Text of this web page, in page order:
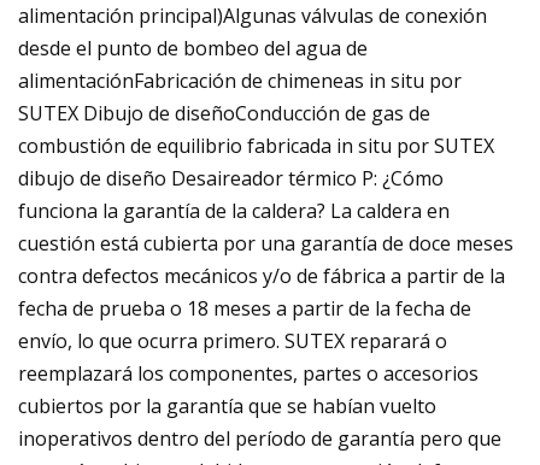
alimentación principal)Algunas válvulas de conexión
desde el punto de bombeo del agua de
alimentaciónFabricación de chimeneas in situ por
SUTEX Dibujo de diseñoConducción de gas de
combustión de equilibrio fabricada in situ por SUTEX
dibujo de diseño Desaireador térmico P: ¿Cómo
funciona la garantía de la caldera? La caldera en
cuestión está cubierta por una garantía de doce meses
contra defectos mecánicos y/o de fábrica a partir de la
fecha de prueba o 18 meses a partir de la fecha de
envío, lo que ocurra primero. SUTEX reparará o
reemplazará los componentes, partes o accesorios
cubiertos por la garantía que se habían vuelto
inoperativos dentro del período de garantía pero que